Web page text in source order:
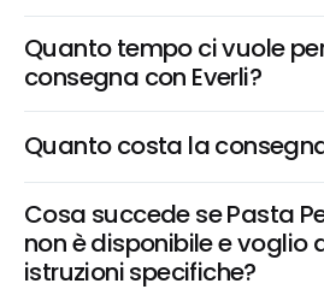
Quanto tempo ci vuole
consegna con Everli?
Quanto costa la
Cosa succede se Pasta
non è disponibile e voglio
istruzioni specifiche?